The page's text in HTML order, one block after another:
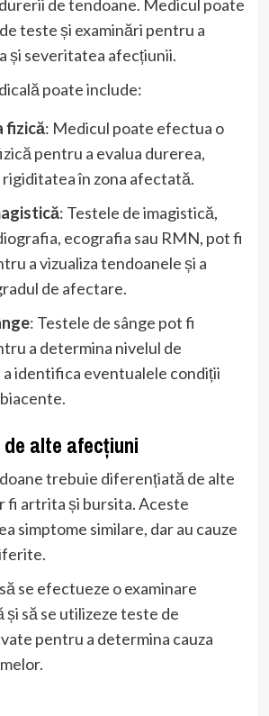
de tendoane. Medicul poate
teste și examinări pentru a
și severitatea afecțiunii.
poate include:
fizică: Medicul poate efectua o
pentru a evalua durerea,
rigiditatea în zona afectată.
: Testele de imagistică,
ecografia sau RMN, pot fi
a vizualiza tendoanele și a
de afectare.
: Testele de sânge pot fi
a determina nivelul de
a identifica eventualele condiții
alte afecțiuni
trebuie diferențiată de alte
fi artrita și bursita. Aceste
simptome similare, dar au cauze
se efectueze o examinare
să se utilizeze teste de
pentru a determina cauza